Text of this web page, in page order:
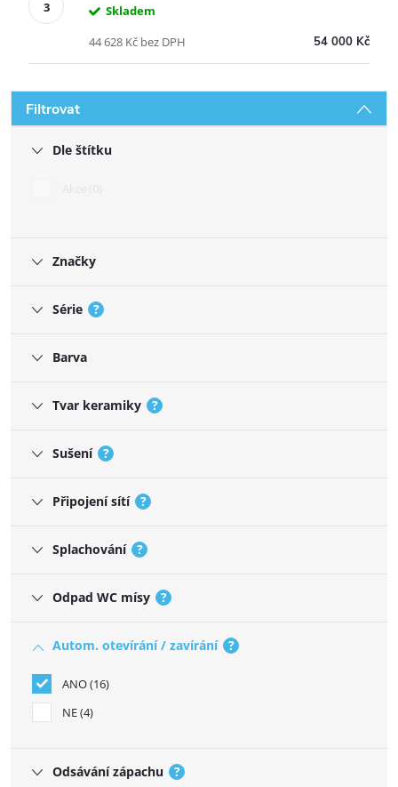
Skladem
54 000 Kč
44 628 Kč bez DPH
Filtrovat
Dle štítku
Značky
Série ?
Barva
Tvar keramiky ?
Sušení ?
Připojení sítí ?
Splachování ?
Odpad WC mísy ?
Autom. otevírání / zavírání ?
ANO 16
NE 4
Odsávání zápachu ?